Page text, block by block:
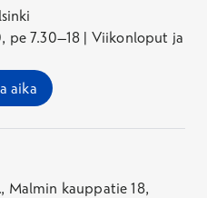
pe 7.30–18 | Viikonloput ja
aika
Malmin kauppatie 18,